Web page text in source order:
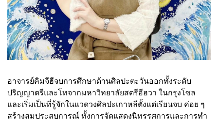
อาจารย์คิมจีฮีจบการศึกษาด้านศิลปะตะวันออกทั้งระดับ
ปริญญาตรีและโทจากมหาวิทยาลัยสตรีอีฮวา ในกรุงโซล
และเริ่มเป็นที่รู้จักในแวดวงศิลปะเกาหลีตั้งแต่เรียนจบ ค่อย ๆ
สร้างสมประสบการณ์ ทั้งการจัดแสดงนิทรรศการและการทำ